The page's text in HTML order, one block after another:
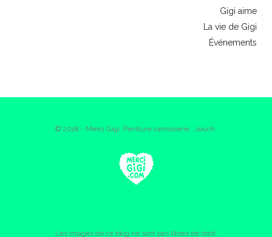
Gigi aime
La vie de Gigi
Événements
© 2018 - Merci Gigi. Peinture carrosserie : Jouch.
Les images de ce blog ne sont pas libres de droit.